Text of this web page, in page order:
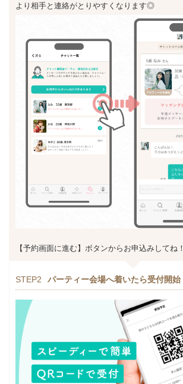
より相手と連絡がとりやすくなります◎
【予約画面に進む】ボタンからお申込みしてね！
STEP2 パーティー会場へ着いたら受付開始